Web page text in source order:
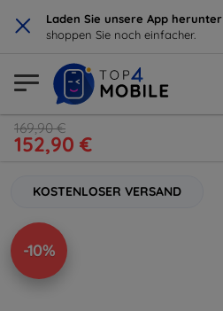
× Laden Sie unsere App herunter
shoppen Sie noch einfacher.
169,90 €
152,90 €
KOSTENLOSER VERSAND
-10%